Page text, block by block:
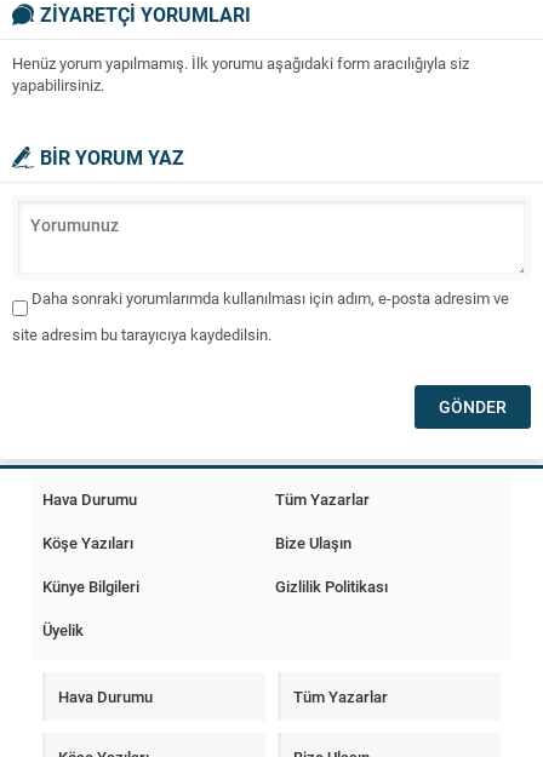
ZİYARETÇİ YORUMLARI
Henüz yorum yapılmamış. İlk yorumu aşağıdaki form aracılığıyla siz
yapabilirsiniz.
BİR YORUM YAZ
Daha sonraki yorumlarımda kullanılması için adım, e-posta adresim ve
site adresim bu tarayıcıya kaydedilsin.
Hava Durumu
Tüm Yazarlar
Köşe Yazıları
Bize Ulaşın
Künye Bilgileri
Gizlilik Politikası
Üyelik
Hava Durumu Tüm Yazarlar